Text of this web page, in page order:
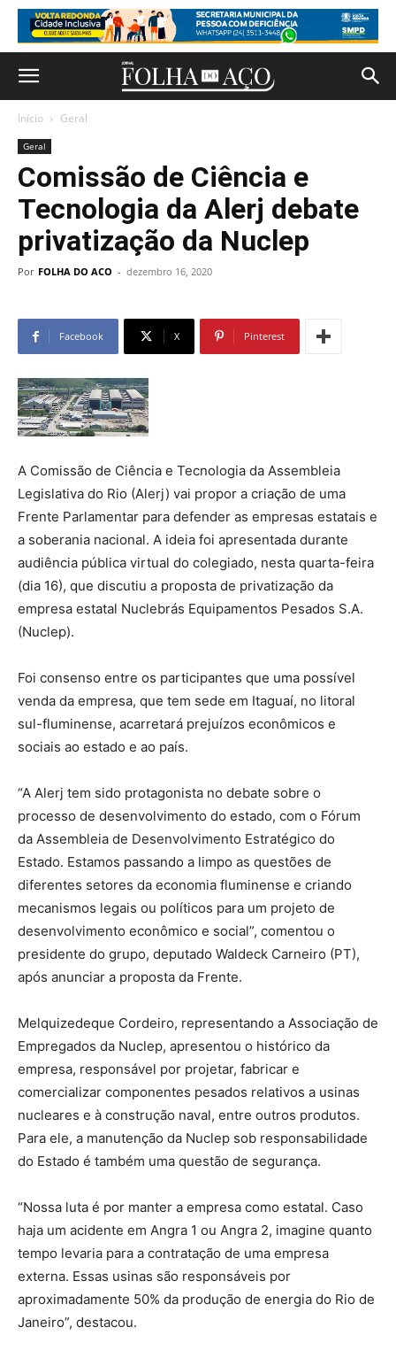
Início Geral
Geral
Comissão de Ciência e
Tecnologia da Alerj debate
privatização da Nuclep
Por FOLHA DO ACO - dezembro 16, 2020
Facebook X Pinterest
A Comissão de Ciência e Tecnologia da Assembleia
Legislativa do Rio (Alerj) vai propor a criação de uma
Frente Parlamentar para defender as empresas estatais e
a soberania nacional. A ideia foi apresentada durante
audiência pública virtual do colegiado, nesta quarta-feira
(dia 16), que discutiu a proposta de privatização da
empresa estatal Nuclebrás Equipamentos Pesados S.A.
(Nuclep).
Foi consenso entre os participantes que uma possível
venda da empresa, que tem sede em Itaguaí, no litoral
sul-fluminense, acarretará prejuízos econômicos e
sociais ao estado e ao país.
“A Alerj tem sido protagonista no debate sobre o
processo de desenvolvimento do estado, com o Fórum
da Assembleia de Desenvolvimento Estratégico do
Estado. Estamos passando a limpo as questões de
diferentes setores da economia fluminense e criando
mecanismos legais ou políticos para um projeto de
desenvolvimento econômico e social”, comentou o
presidente do grupo, deputado Waldeck Carneiro (PT),
após anunciar a proposta da Frente.
Melquizedeque Cordeiro, representando a Associação de
Empregados da Nuclep, apresentou o histórico da
empresa, responsável por projetar, fabricar e
comercializar componentes pesados relativos a usinas
nucleares e à construção naval, entre outros produtos.
Para ele, a manutenção da Nuclep sob responsabilidade
do Estado é também uma questão de segurança.
“Nossa luta é por manter a empresa como estatal. Caso
haja um acidente em Angra 1 ou Angra 2, imagine quanto
tempo levaria para a contratação de uma empresa
externa. Essas usinas são responsáveis por
aproximadamente 50% da produção de energia do Rio de
Janeiro”, destacou.